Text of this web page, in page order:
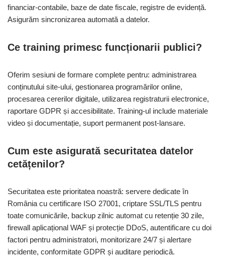
financiar-contabile, baze de date fiscale, registre de evidență.
Asigurăm sincronizarea automată a datelor.
Ce training primesc funcționarii publici?
Oferim sesiuni de formare complete pentru: administrarea
conținutului site-ului, gestionarea programărilor online,
procesarea cererilor digitale, utilizarea registraturii electronice,
raportare GDPR și accesibilitate. Training-ul include materiale
video și documentație, suport permanent post-lansare.
Cum este asigurată securitatea datelor
cetățenilor?
Securitatea este prioritatea noastră: servere dedicate în
România cu certificare ISO 27001, criptare SSL/TLS pentru
toate comunicările, backup zilnic automat cu retenție 30 zile,
firewall aplicațional WAF și protecție DDoS, autentificare cu doi
factori pentru administratori, monitorizare 24/7 și alertare
incidente, conformitate GDPR și auditare periodică.